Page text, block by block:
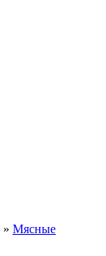
» Мясные